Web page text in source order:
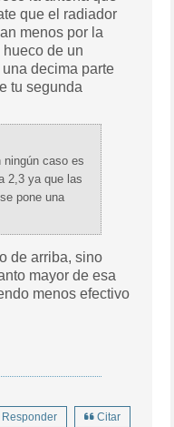
que el radiador
menos por la
de un
decima parte
tu segunda
ningún caso es
2,3 ya que las
pone una
de arriba, sino
mayor de esa
menos efectivo
Responder Citar